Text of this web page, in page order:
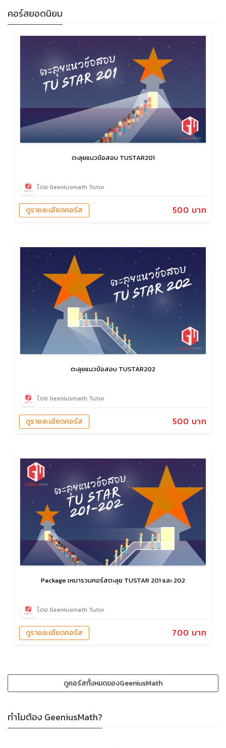
คอร์สยอดนิยม
ตะลุยแนวข้อสอบ TUSTAR201
โดย Geeniusmath Tutor
500 บาท
ดูรายละเอียดคอร์ส
ตะลุยแนวข้อสอบ TUSTAR202
โดย Geeniusmath Tutor
500 บาท
ดูรายละเอียดคอร์ส
Package เหมารวมคอร์สตะลุย TUSTAR 201 และ 202
โดย Geeniusmath Tutor
700 บาท
ดูรายละเอียดคอร์ส
ดูคอร์สทั้งหมดของGeeniusMath
ทำไมต้อง GeeniusMath?